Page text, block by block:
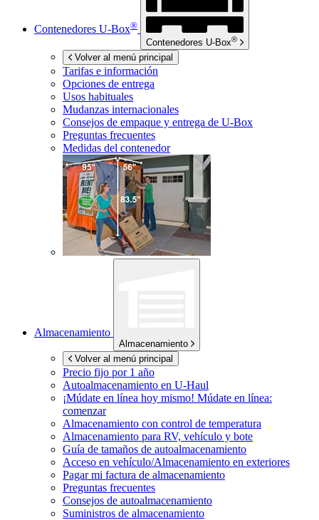
Contenedores U-Box®
Contenedores U-Box®
Volver al menú principal
Tarifas e información
Opciones de entrega
Usos habituales
Mudanzas internacionales
Consejos de empaque y entrega de U-Box
Preguntas frecuentes
Medidas del contenedor
Almacenamiento
Almacenamiento
Volver al menú principal
Precio fijo por 1 año
Autoalmacenamiento en U-Haul
¡Múdate en línea hoy mismo! Múdate en línea:
comenzar
Almacenamiento con control de temperatura
Almacenamiento para RV, vehículo y bote
Guía de tamaños de autoalmacenamiento
Acceso en vehículo/Almacenamiento en exteriores
Pagar mi factura de almacenamiento
Preguntas frecuentes
Consejos de autoalmacenamiento
Suministros de almacenamiento